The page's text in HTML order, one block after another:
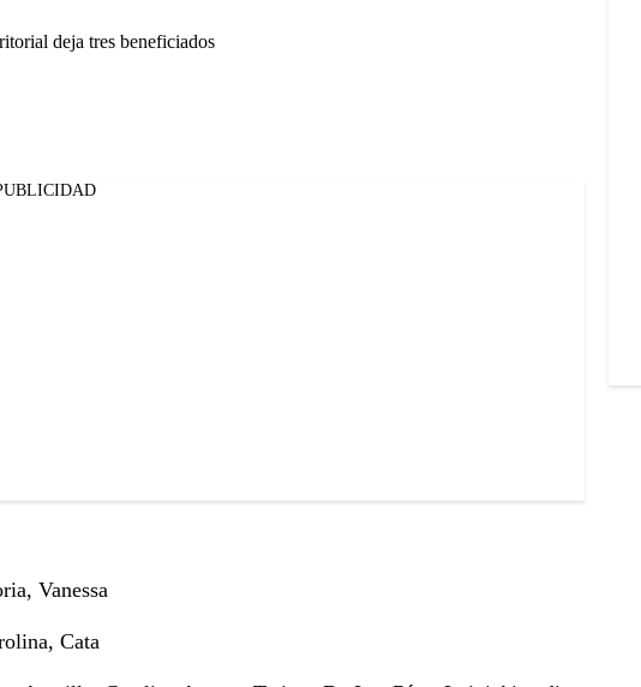
deja tres beneficiados
Vanessa
Cata